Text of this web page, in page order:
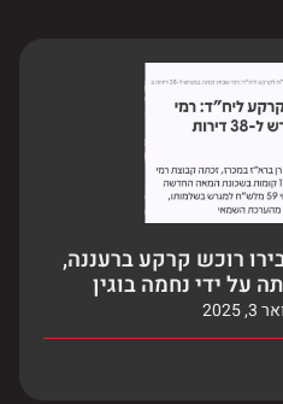
רוכש קרקע ברעננה,
על ידי נחמה בוגין
2025